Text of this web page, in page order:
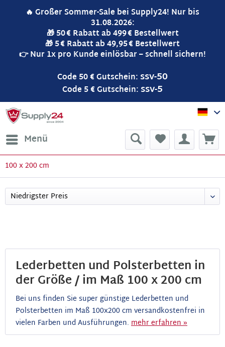
🔥 Großer Sommer-Sale bei Supply24! Nur bis
31.08.2026:
🎁 50 € Rabatt ab 499 € Bestellwert
🎁 5 € Rabatt ab 49,95 € Bestellwert
👉 Nur 1x pro Kunde einlösbar – schnell sichern!
Code 50 € Gutschein: ssv-50
Code 5 € Gutschein: ssv-5
Menü
100 x 200 cm
Lederbetten und Polsterbetten in
der Größe / im Maß 100 x 200 cm
Bei uns finden Sie super günstige Lederbetten und
Polsterbetten im Maß 100x200 cm versandkostenfrei in
vielen Farben und Ausführungen. mehr erfahren »